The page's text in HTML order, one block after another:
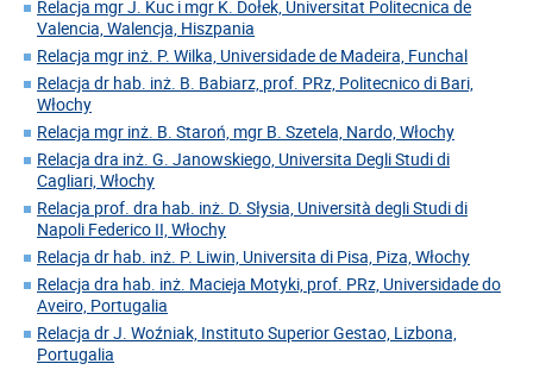
Relacja mgr J. Kuc i mgr K. Dołek, Universitat Politecnica de
Valencia, Walencja, Hiszpania
Relacja mgr inż. P. Wilka, Universidade de Madeira, Funchal
Relacja dr hab. inż. B. Babiarz, prof. PRz, Politecnico di Bari,
Włochy
Relacja mgr inż. B. Staroń, mgr B. Szetela, Nardo, Włochy
Relacja dra inż. G. Janowskiego, Universita Degli Studi di
Cagliari, Włochy
Relacja prof. dra hab. inż. D. Słysia, Università degli Studi di
Napoli Federico II, Włochy
Relacja dr hab. inż. P. Liwin, Universita di Pisa, Piza, Włochy
Relacja dra hab. inż. Macieja Motyki, prof. PRz, Universidade do
Aveiro, Portugalia
Relacja dr J. Woźniak, Instituto Superior Gestao, Lizbona,
Portugalia